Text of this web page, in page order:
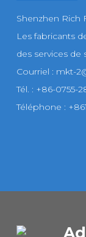
Shenzhen Rich
Les fabricants
des services
Courriel : mkt-
Tél. : +86-0755-
Téléphone :